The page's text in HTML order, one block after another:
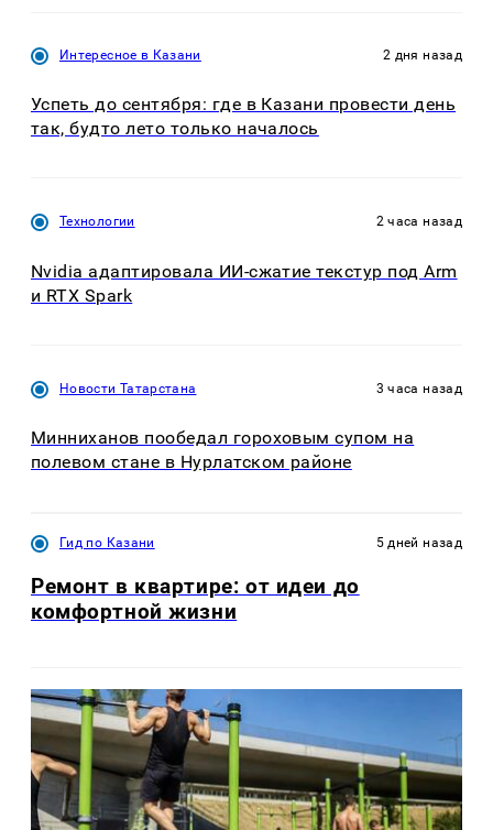
Интересное в Казани 2 дня назад
Успеть до сентября: где в Казани провести день
так, будто лето только началось
Технологии 2 часа назад
Nvidia адаптировала ИИ-сжатие текстур под Arm
и RTX Spark
Новости Татарстана 3 часа назад
Минниханов пообедал гороховым супом на
полевом стане в Нурлатском районе
Гид по Казани 5 дней назад
Ремонт в квартире: от идеи до
комфортной жизни